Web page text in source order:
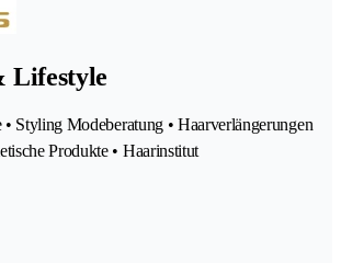
Lifestyle
Styling Modeberatung • Haarverlängerungen
Produkte • Haarinstitut